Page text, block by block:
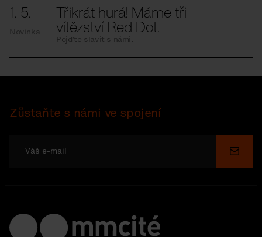
1. 5.
Novinka
Třikrát hurá! Máme tři
vítězství Red Dot.
Pojďte slavit s námi.
Zůstaňte s námi ve spojení